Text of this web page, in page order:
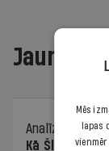
Analīze
Kā Šlesera
Mēs
lapas